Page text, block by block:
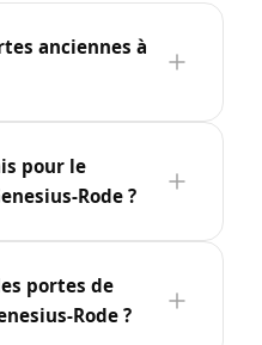
anciennes à
pour le
Rode ?
portes de
Rode ?